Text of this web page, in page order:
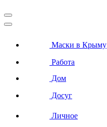
Маски в Крыму
Работа
Дом
Досуг
Личное